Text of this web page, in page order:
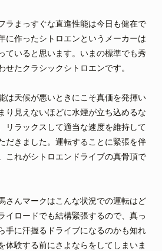
ラまっすぐな直進性能は今日も健在で
に作ったシトロエンというメーカーは
ていると思います。いまの標準でも秀
せたクラシックシトロエンです。
は天候が悪いときにこそ真価を発揮い
り見えないほどに水煙が立ち込めるな
リラックスして適当な速度を維持して
だきました。運転することに緊張を伴
これがシトロエンドライブの真骨頂で
さんマークはこんな状況での運転はど
イロードでも結構緊張するので、真っ
手に汗握るドライブになるのかも知れ
体験する前にさよならをしてしまいま